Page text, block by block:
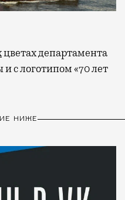
цветах департамента
с логотипом «70 лет
НИЖЕ